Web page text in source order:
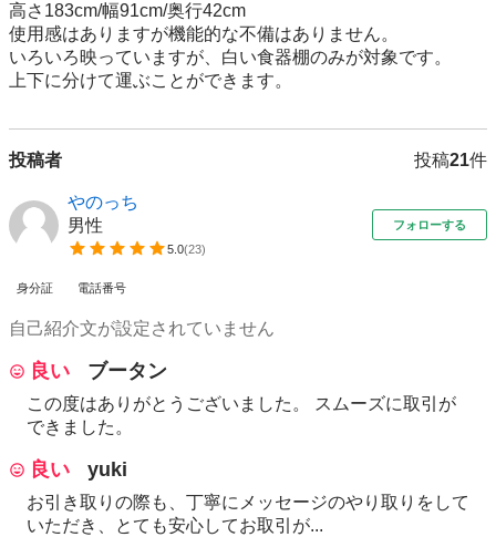
高さ183cm/幅91cm/奥行42cm
使用感はありますが機能的な不備はありません。
いろいろ映っていますが、白い食器棚のみが対象です。
上下に分けて運ぶことができます。
投稿者 投稿21件
やのっち
男性
5.0(23)
フォローする
身分証 電話番号
自己紹介文が設定されていません
良い ブータン
この度はありがとうございました。 スムーズに取引が
できました。
良い yuki
お引き取りの際も、丁寧にメッセージのやり取りをして
いただき、とても安心してお取引が...